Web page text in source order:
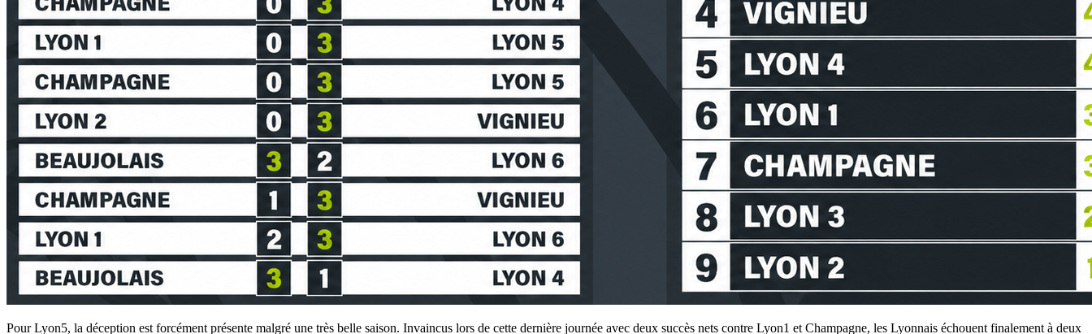
Pour Lyon5, la déception est forcément présente malgré une très belle saison. Invaincus lors de cette dernière journée avec deux succès nets contre Lyon1 et Champagne, les Lyonnais échouent finalement à deux